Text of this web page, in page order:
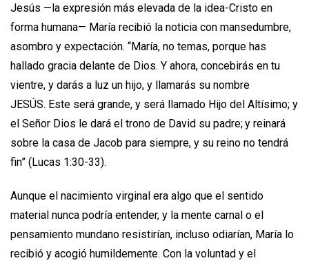
Jesús —la expresión más elevada de la idea-Cristo en
forma humana— María recibió la noticia con mansedumbre,
asombro y expectación. “María, no temas, porque has
hallado gracia delante de Dios. Y ahora, concebirás en tu
vientre, y darás a luz un hijo, y llamarás su nombre
JESÚS. Este será grande, y será llamado Hijo del Altísimo; y
el Señor Dios le dará el trono de David su padre;y reinará
sobre la casa de Jacob para siempre, y su reino no tendrá
fin” (Lucas 1:30-33).
Aunque el nacimiento virginal era algo que el sentido
material nunca podría entender, y la mente carnal o el
pensamiento mundano resistirían, incluso odiarían, María lo
recibió y acogió humildemente. Con la voluntad y el